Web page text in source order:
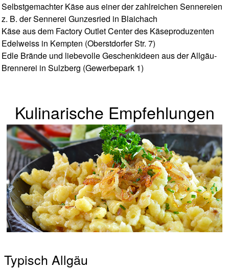
Selbstgemachter Käse aus einer der zahlreichen Sennereien
z. B. der Sennerei Gunzesried in Blaichach
Käse aus dem Factory Outlet Center des Käseproduzenten
Edelweiss in Kempten (Oberstdorfer Str. 7)
Edle Brände und liebevolle Geschenkideen aus der Allgäu-
Brennerei in Sulzberg (Gewerbepark 1)
Kulinarische Empfehlungen
Typisch Allgäu